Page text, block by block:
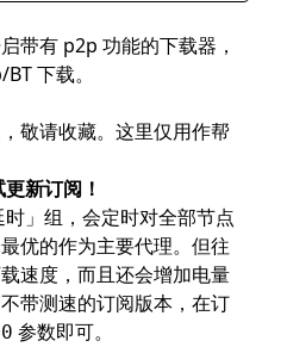
带有 p2p 功能的下载器，
下载。
敬请收藏。这里仅用作帮
新订阅！
」组，会定时对全部节点
优的作为主要代理。但往
速度，而且还会增加电量
带测速的订阅版本，在订
参数即可。